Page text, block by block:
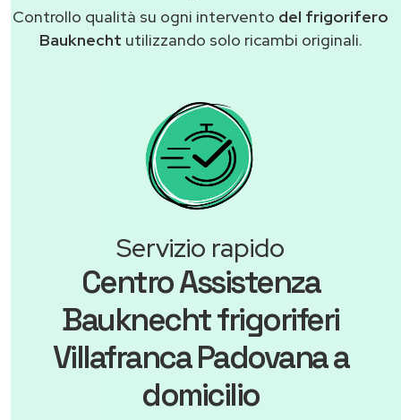
Controllo qualità su ogni intervento del frigorifero
Bauknecht utilizzando solo ricambi originali.
Servizio rapido
Centro Assistenza
Bauknecht frigoriferi
Villafranca Padovana a
domicilio